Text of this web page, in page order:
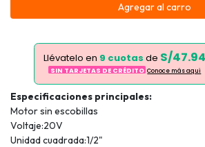
Agregar al carro
Llévatelo en 9 cuotas de S/47.94
SIN TARJETAS DE CRÉDITO Conoce más aqui
Especificaciones principales:
Motor sin escobillas
Voltaje:20V
Unidad cuadrada:1/2"